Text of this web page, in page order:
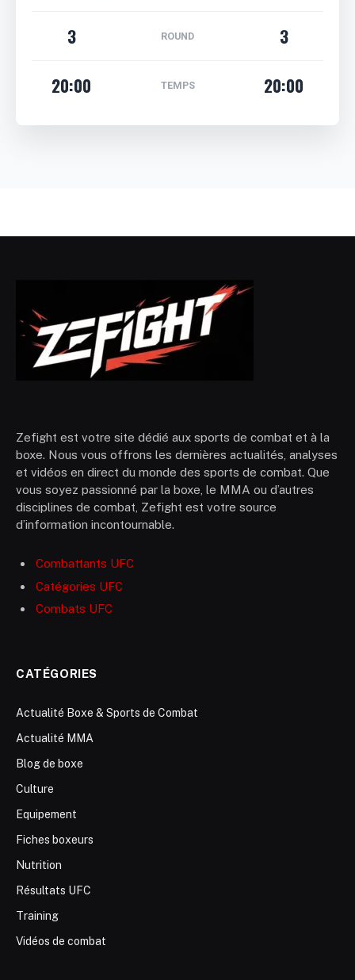
3 ROUND
3
20:00
TEMPS 20:00
Zefight est votre site dédié aux sports de combat et à la
boxe. Nous vous offrons les dernières actualités, analyses
et vidéos en direct du monde des sports de combat. Que
vous soyez passionné par la boxe, le MMA ou d’autres
disciplines de combat, Zefight est votre source
d’information incontournable.
Combattants UFC
Catégories UFC
Combats UFC
CATÉGORIES
Actualité Boxe & Sports de Combat
Actualité MMA
Blog de boxe
Culture
Equipement
Fiches boxeurs
Nutrition
Résultats UFC
Training
Vidéos de combat